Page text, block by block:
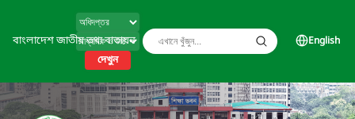
বাংলাদেশ জাতীয় তথ্য বাতায়ন
দেখুন
English